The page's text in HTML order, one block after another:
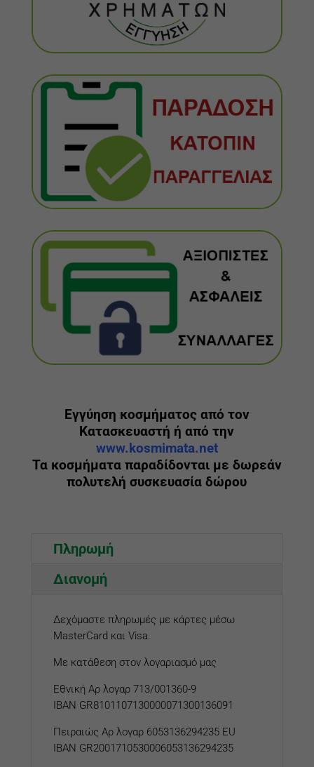
Εγγύηση κοσμήματος από τον
Κατασκευαστή ή από την
www.kosmimata.net
Τα κοσμήματα παραδίδονται με δωρεάν
πολυτελή συσκευασία δώρου
Πληρωμή
Διανομή
Δεχόμαστε πληρωμές με κάρτες μέσω
MasterCard και Visa.
Με κατάθεση στον λογαριασμό μας
Εθνική Αρ λογαρ 713/001360-9
IBAN GR8101107130000071300136091
Πειραιώς Αρ λογαρ 6053136294235 EU
IBAN GR2001710530006053136294235